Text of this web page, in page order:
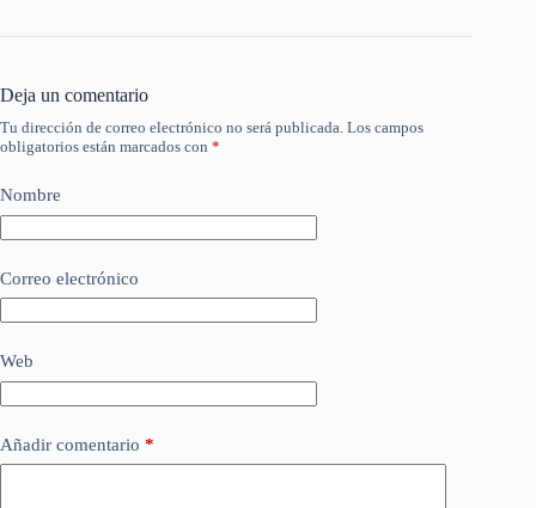
Deja un comentario
Tu dirección de correo electrónico no será publicada. Los campos
obligatorios están marcados con *
Nombre
Correo electrónico
Web
Añadir comentario *